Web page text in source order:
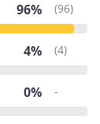
96% (96)
4% (4)
0% -